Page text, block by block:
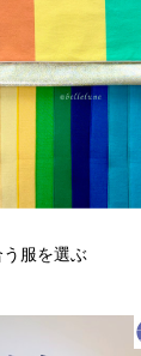
立場で信頼され